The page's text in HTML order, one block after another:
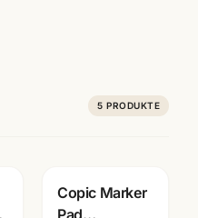
5 PRODUKTE
Copic Marker
Pad